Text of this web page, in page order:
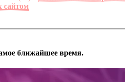
сайтом
ближайшее время.